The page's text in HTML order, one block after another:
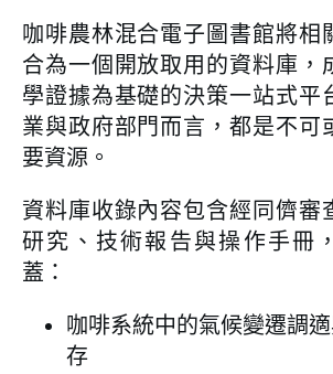
咖啡農林混合電子圖書館將相
合為一個開放取用的資料庫，
學證據為基礎的決策一站式平
業與政府部門而言，都是不可
要資源。
資料庫收錄內容包含經同儕審
研究、技術報告與操作手冊
蓋：
咖啡系統中的氣候變遷調
存